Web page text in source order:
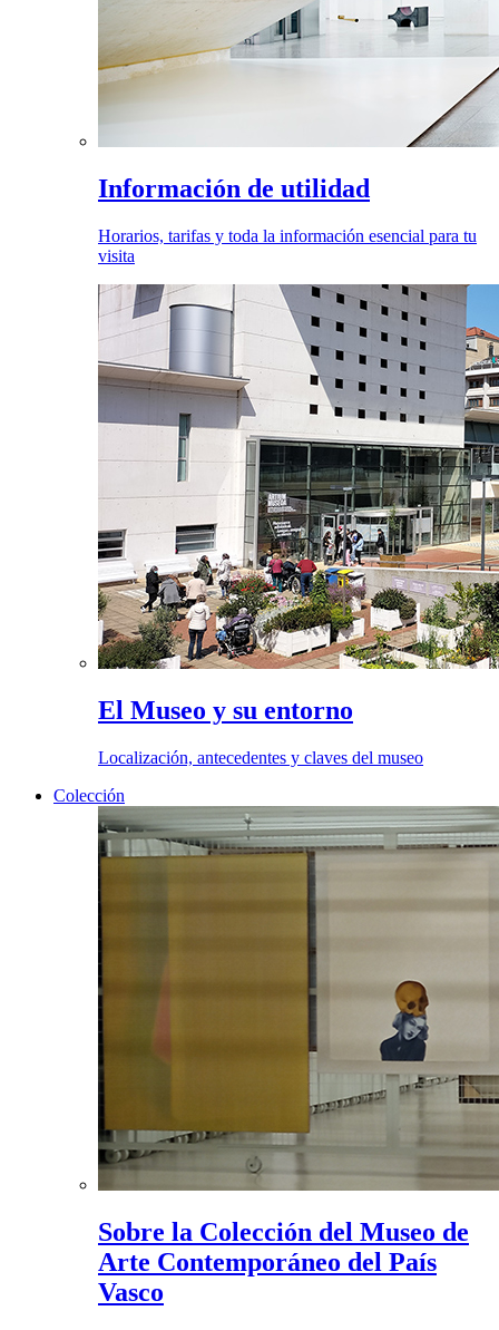
Información de utilidad
Horarios, tarifas y toda la información esencial para tu
visita
El Museo y su entorno
Localización, antecedentes y claves del museo
Colección
Sobre la Colección del Museo de
Arte Contemporáneo del País
Vasco